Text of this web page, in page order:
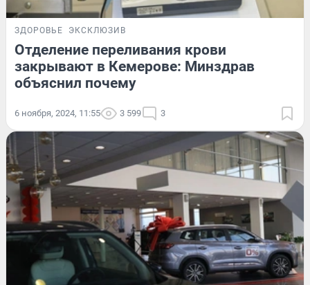
ЗДОРОВЬЕ ЭКСКЛЮЗИВ
Отделение переливания крови
закрывают в Кемерове: Минздрав
объяснил почему
6 ноября, 2024, 11:55 3 599 3